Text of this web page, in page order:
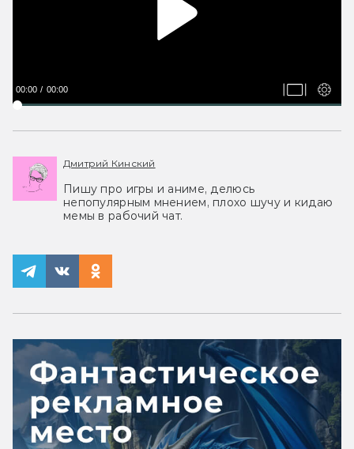
00:00 00:00
Дмитрий Кинский
Пишу про игры и аниме, делюсь
непопулярным мнением, плохо шучу и кидаю
мемы в рабочий чат.